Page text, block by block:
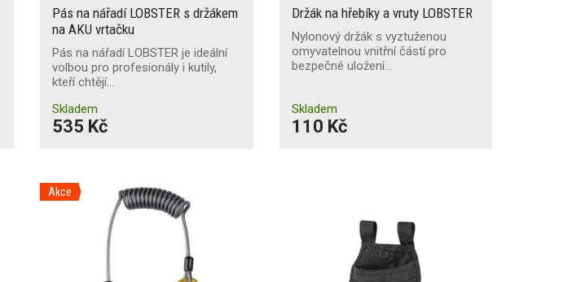
Pás na nářadí LOBSTER s držákem
na AKU vrtačku
Pás na nářadí LOBSTER je ideální
volbou pro profesionály i kutily,
kteří chtějí…
Skladem
535 Kč
Držák na hřebíky a vruty LOBSTER
Nylonový držák s vyztuženou
omyvatelnou vnitřní částí pro
bezpečné uložení…
Skladem
110 Kč
Akce